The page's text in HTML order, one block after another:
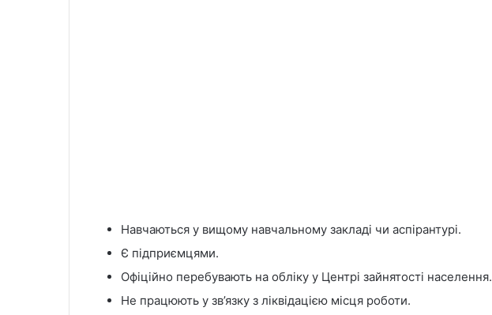
Навчаються у вищому навчальному закладі чи аспірантурі.
Є підприємцями.
Офіційно перебувають на обліку у Центрі зайнятості населення.
Не працюють у зв’язку з ліквідацією місця роботи.